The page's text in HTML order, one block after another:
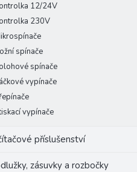
12/24V
230V
spínače
spínače
vypínače
vypínače
příslušenství
zásuvky a rozbočky